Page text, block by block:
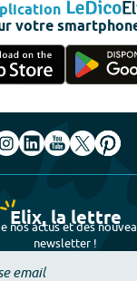
votre
Elix, la lettre
nos actus et des
newsletter !